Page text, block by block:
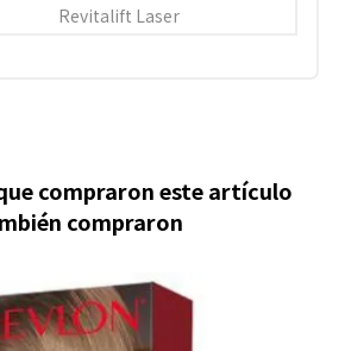
Revitalift Laser
compraron este artículo
compraron